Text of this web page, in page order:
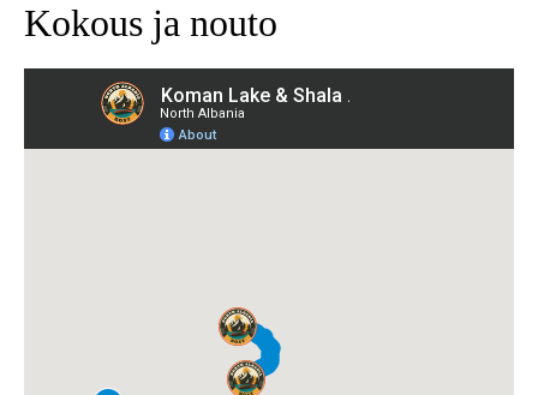
Kokous ja nouto